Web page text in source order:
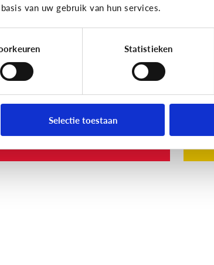
van uw gebruik van hun services.
Statistieken
Selectie toestaan
Ongewenste foto van
je kind online?
Foto’s delen op Facebook is
leuk, maar niet altijd.
Volg deze 5 stappen